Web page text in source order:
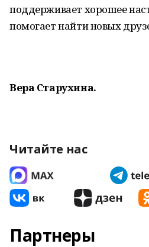
поддерживает хорошее
помогает найти новых
Вера Старухина.
Читайте нас
Партнеры